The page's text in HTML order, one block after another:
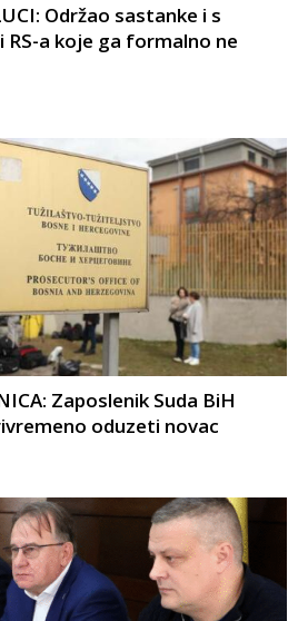
Održao sastanke i s
a koje ga formalno ne
Zaposlenik Suda BiH
oduzeti novac